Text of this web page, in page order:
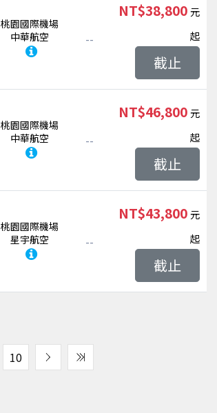
桃園國際機場
中華航空
--
NT$38,800
起
截止
桃園國際機場
中華航空
--
NT$46,800
起
截止
桃園國際機場
星宇航空
--
NT$43,800
起
截止
10